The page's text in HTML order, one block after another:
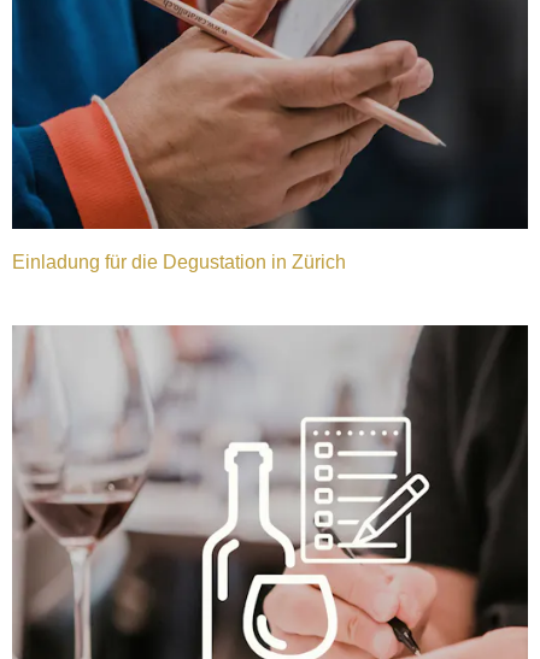
Einladung für die Degustation in Zürich